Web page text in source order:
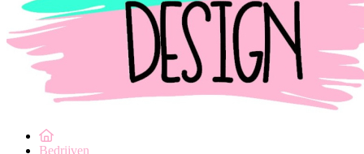
Bedrijven